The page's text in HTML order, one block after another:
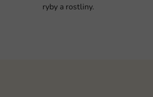
ryby a rostliny.